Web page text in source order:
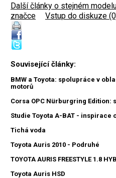
Další články o stejném
značce
Vstup do diskuze
Související články:
BMW a Toyota: spolupráce v
motorů
Corsa OPC Nürburgring Edition:
Studie Toyota A-BAT - inspirace
Tichá voda
Toyota Auris 2010 - Podruhé
TOYOTA AURIS FREESTYLE 1.8
Toyota Auris HSD